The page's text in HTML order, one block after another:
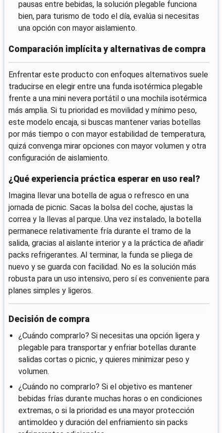
pausas entre bebidas, la solución plegable funciona
bien, para turismo de todo el día, evalúa si necesitas
una opción con mayor aislamiento.
Comparación implícita y alternativas de compra
Enfrentar este producto con enfoques alternativos suele
traducirse en elegir entre una funda isotérmica plegable
frente a una mini nevera portátil o una mochila isotérmica
más amplia. Si tu prioridad es movilidad y mínimo peso,
este modelo encaja, si buscas mantener varias botellas
por más tiempo o con mayor estabilidad de temperatura,
quizá convenga mirar opciones con mayor volumen y otra
configuración de aislamiento.
¿Qué experiencia práctica esperar en uso real?
Imagina llevar una botella de agua o refresco en una
jornada de picnic. Sacas la bolsa del coche, ajustas la
correa y la llevas al parque. Una vez instalado, la botella
permanece relativamente fría durante el tramo de la
salida, gracias al aislante interior y a la práctica de añadir
packs refrigerantes. Al terminar, la funda se pliega de
nuevo y se guarda con facilidad. No es la solución más
robusta para un uso intensivo, pero sí es conveniente para
planes simples y ligeros.
Decisión de compra
¿Cuándo comprarlo? Si necesitas una opción ligera y
plegable para transportar y enfriar botellas durante
salidas cortas o picnic, y quieres minimizar peso y
volumen.
¿Cuándo no comprarlo? Si el objetivo es mantener
bebidas frías durante muchas horas o en condiciones
extremas, o si la prioridad es una mayor protección
antimoldeo y duración del enfriamiento sin packs